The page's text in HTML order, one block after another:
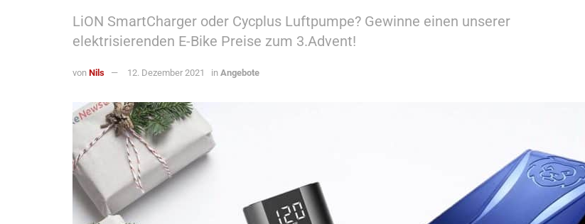
LiON SmartCharger oder Cycplus Luftpumpe? Gewinne einen unserer
elektrisierenden E-Bike Preise zum 3.Advent!
von Nils 12. Dezember 2021 in Angebote